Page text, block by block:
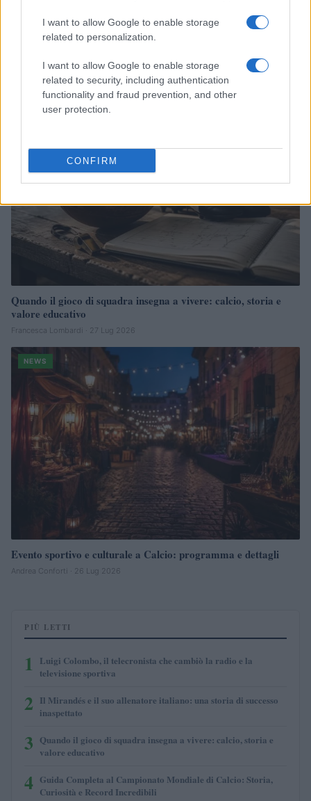
I want to allow Google to enable storage
related to personalization.
I want to allow Google to enable storage
related to security, including authentication
functionality and fraud prevention, and other
user protection.
CONFIRM
CSI Bergamo: Tra Corsi, Eventi e Protezione dei Dati
Personali
Francesca Lombardi · 29 Lug 2026
NEWS
Quando il gioco di squadra insegna a vivere: calcio, storia e
valore educativo
Francesca Lombardi · 27 Lug 2026
NEWS
Evento sportivo e culturale a Calcio: programma e dettagli
Andrea Conforti · 26 Lug 2026
PIÙ LETTI
1
Luigi Colombo, il telecronista che cambiò la radio e la
televisione sportiva
2 Il Mirandés e il suo allenatore italiano: una storia di successo
inaspettato
3 Quando il gioco di squadra insegna a vivere: calcio, storia e
valore educativo
4 Guida Completa al Campionato Mondiale di Calcio: Storia,
Curiosità e Record Incredibili